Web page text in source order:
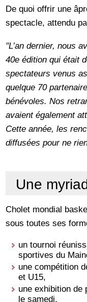
De quoi offrir une
spectacle, attendu
"L’an dernier, nous
40e édition qui était
spectateurs venus
quelque 70
bénévoles. Nos
avaient également
Cette année, les
diffusées pour ne
Une
Cholet mondial
sous toutes ses
un tournoi
sportives du
une compétition
et U15,
une exhibition de
le samedi,